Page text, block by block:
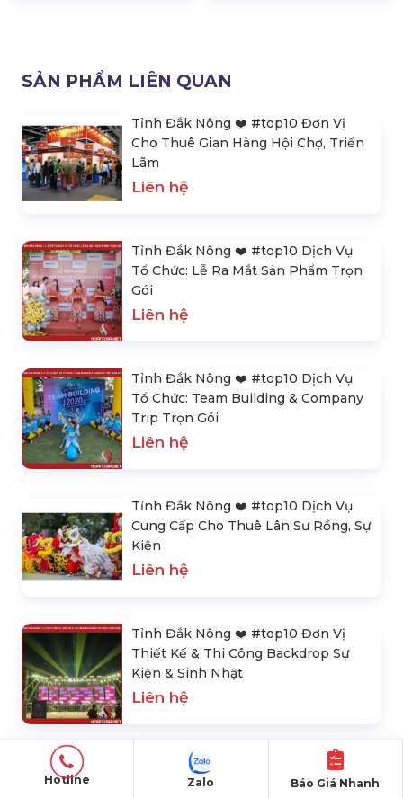
SẢN PHẨM LIÊN QUAN
Tỉnh Đắk Nông ❤️️ #top10 Đơn Vị
Cho Thuê Gian Hàng Hội Chợ, Triển
Lãm
Liên hệ
Tỉnh Đắk Nông ❤️️ #top10 Dịch Vụ
Tổ Chức: Lễ Ra Mắt Sản Phẩm Trọn
Gói
Liên hệ
Tỉnh Đắk Nông ❤️️ #top10 Dịch Vụ
Tổ Chức: Team Building & Company
Trip Trọn Gói
Liên hệ
Tỉnh Đắk Nông ❤️️ #top10 Dịch Vụ
Cung Cấp Cho Thuê Lân Sư Rồng, Sự
Kiện
Liên hệ
Tỉnh Đắk Nông ❤️️ #top10 Đơn Vị
Thiết Kế & Thi Công Backdrop Sự
Kiện & Sinh Nhật
Liên hệ
SẢN PHẨM NỔI BẬT
Hotline Báo Giá Nhanh
Zalo